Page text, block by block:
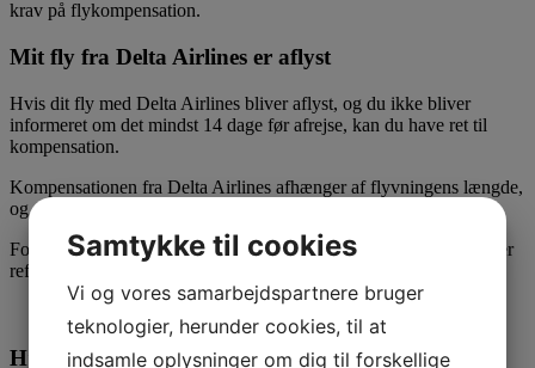
krav på flykompensation.
Mit fly fra Delta Airlines er aflyst
Hvis dit fly med Delta Airlines bliver aflyst, og du ikke bliver
informeret om det mindst 14 dage før afrejse, kan du have ret til
kompensation.
Kompensationen fra Delta Airlines afhænger af flyvningens længde,
og er enten 250 Euro, 400 Euro eller 600 Euro.
Foruden kompensationen har du også krav på at få ombooket- eller
refunderet din flybillet.
Hjælp til flykompensation fra Delta Airlines
Samtykke til cookies
Vi og vores samarbejdspartnere bruger
teknologier, herunder cookies, til at
indsamle oplysninger om dig til forskellige